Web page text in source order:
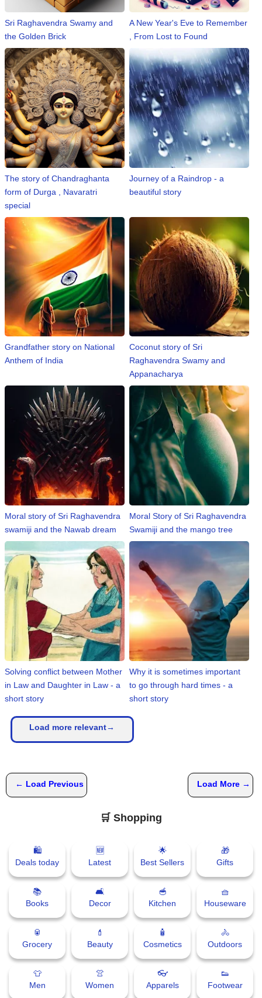
Sri Raghavendra Swamy and
the Golden Brick
A New Year's Eve to Remember
, From Lost to Found
The story of Chandraghanta
form of Durga , Navaratri
special
Journey of a Raindrop - a
beautiful story
Grandfather story on National
Anthem of India
Coconut story of Sri
Raghavendra Swamy and
Appanacharya
Moral story of Sri Raghavendra
swamiji and the Nawab dream
Moral Story of Sri Raghavendra
Swamiji and the mango tree
Solving conflict between Mother
in Law and Daughter in Law - a
short story
Why it is sometimes important
to go through hard times - a
short story
Load more relevant→
← Load Previous Load More →
🛒 Shopping
🛍
Deals today
🆕
Latest
🌟
Best Sellers
🎁
Gifts
📚
Books
🛋
Decor
🥣
Kitchen
🧺
Houseware
🥫
Grocery
💄
Beauty
🧴
Cosmetics
🚴
Outdoors
👕
Men
👚
Women
👓
Apparels
👟
Footwear